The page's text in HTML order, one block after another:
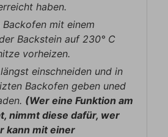
haben.
Backofen mit einem
Backstein auf 230° C
vorheizen.
einschneiden und in
Backofen geben uned
(Wer eine Funktion am
nimmt diese dafür, wer
kann mit einer